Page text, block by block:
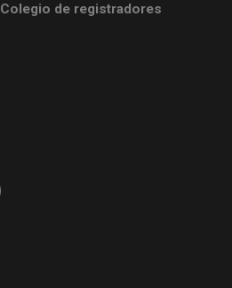
de registradores
facebook (abre en ventana nueva)
a twitter (abre en ventana nueva)
YouTube (abre en ventana nueva)
Flickr (abre en ventana nueva)